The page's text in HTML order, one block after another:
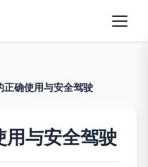
正确使用与安全驾驶
用与安全驾驶